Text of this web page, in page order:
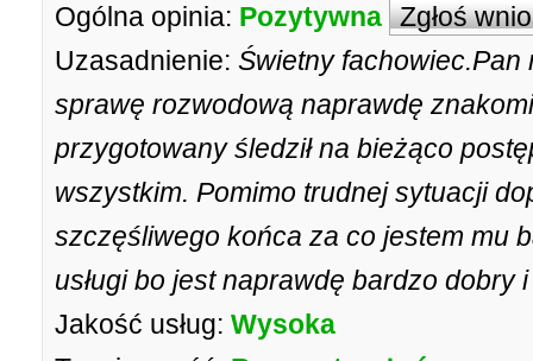
Ogólna opinia: Pozytywna Zgłoś
Uzasadnienie: Świetny fachowiec.Pan
sprawę rozwodową naprawdę
przygotowany śledził na bieżąco
wszystkim. Pomimo trudnej sytuacji
szczęśliwego końca za co jestem mu
usługi bo jest naprawdę bardzo dobry
Jakość usług: Wysoka